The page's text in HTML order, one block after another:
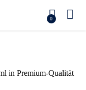
0
in Premium-Qualität